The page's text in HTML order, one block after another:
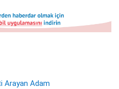
Arayan Adam